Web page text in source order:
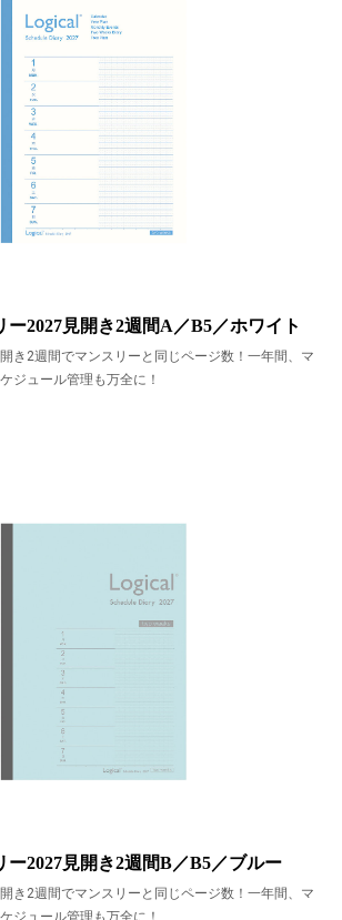
ー2027見開き2週間A／B5／ホワイト
き2週間でマンスリーと同じページ数！一年間、マ
ジュール管理も万全に！
ー2027見開き2週間B／B5／ブルー
き2週間でマンスリーと同じページ数！一年間、マ
ジュール管理も万全に！